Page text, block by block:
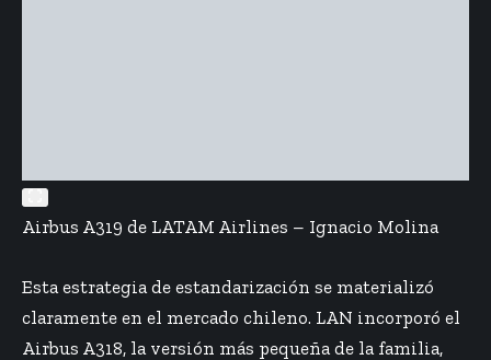
Airbus A319 de LATAM Airlines – Ignacio Molina
Esta estrategia de estandarización se materializó
claramente en el mercado chileno. LAN incorporó el
Airbus A318, la versión más pequeña de la familia,